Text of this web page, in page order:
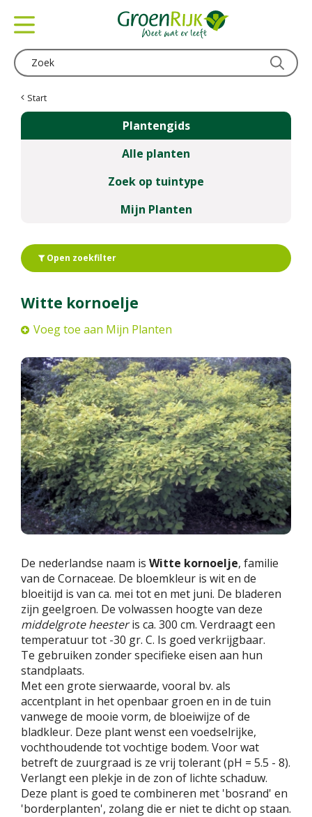
Start
Plantengids
Alle planten
Zoek op tuintype
Mijn Planten
Open zoekfilter
Witte kornoelje
Voeg toe aan Mijn Planten
De nederlandse naam is Witte kornoelje, familie
van de Cornaceae. De bloemkleur is wit en de
bloeitijd is van ca. mei tot en met juni. De bladeren
zijn geelgroen. De volwassen hoogte van deze
middelgrote heesteris ca. 300 cm. Verdraagt een
temperatuur tot -30 gr. C. Is goed verkrijgbaar.
Te gebruiken zonder specifieke eisen aan hun
standplaats.
Met een grote sierwaarde, vooral bv. als
accentplant in het openbaar groen en in de tuin
vanwege de mooie vorm, de bloeiwijze of de
bladkleur. Deze plant wenst een voedselrijke,
vochthoudende tot vochtige bodem. Voor wat
betreft de zuurgraad is ze vrij tolerant (pH = 5.5 - 8).
Verlangt een plekje in de zon of lichte schaduw.
Deze plant is goed te combineren met 'bosrand' en
'borderplanten', zolang die er niet te dicht op staan.